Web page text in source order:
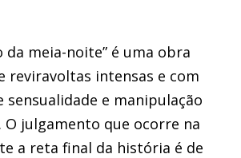
da meia-noite” é uma obra
reviravoltas intensas e com
sensualidade e manipulação
julgamento que ocorre na
a reta final da história é de